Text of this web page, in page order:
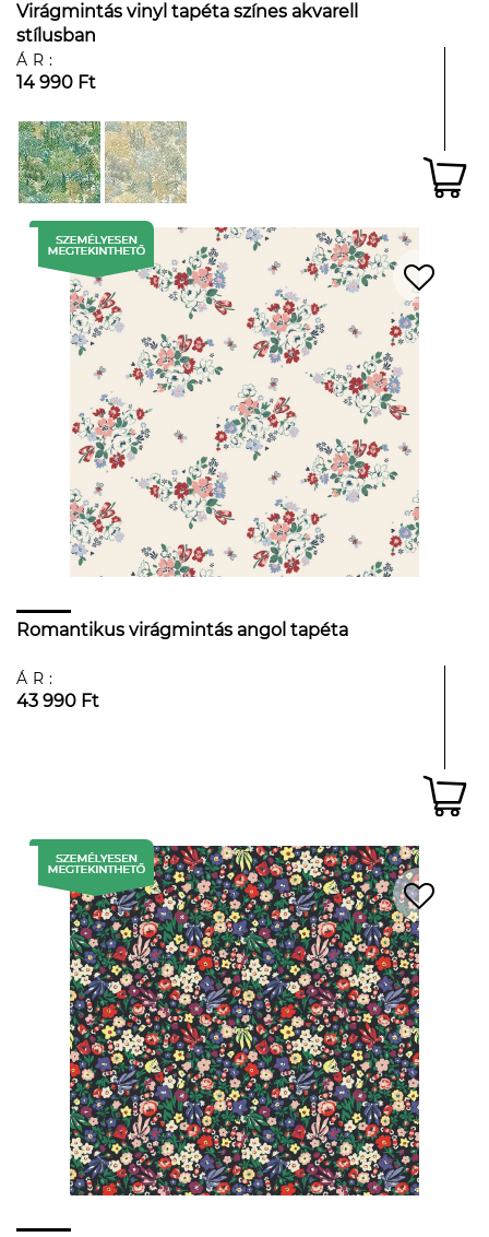
Virágmintás vinyl tapéta színes akvarell
stílusban
ÁR:
14 990 Ft
Romantikus virágmintás angol tapéta
ÁR:
43 990 Ft